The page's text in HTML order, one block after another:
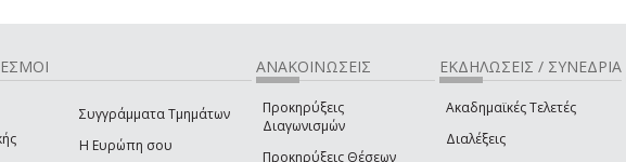
Συγγράμματα Τμημάτων
Η Ευρώπη σου
ΑΝΑΚΟΙΝΩΣΕΙΣ
Προκηρύξεις
Διαγωνισμών
Προκηρύξεις Θέσεων
ΕΚΔΗΛΩΣΕΙΣ / ΣΥΝΕΔΡΙΑ
Ακαδημαϊκές Τελετές
Διαλέξεις